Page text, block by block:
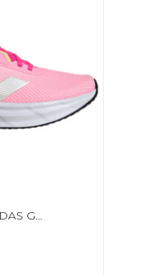
BUTY DAMSKIE ADIDAS GALAXY 7 RUNNING ID8771